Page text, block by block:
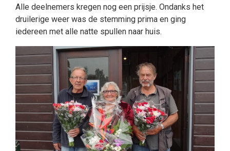
Alle deelnemers kregen nog een prijsje. Ondanks het
druilerige weer was de stemming prima en ging
iedereen met alle natte spullen naar huis.